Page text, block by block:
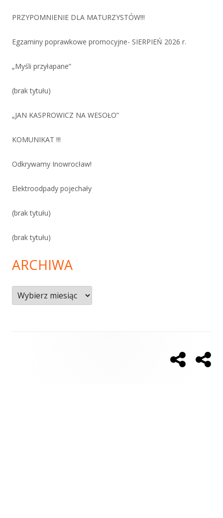
PRZYPOMNIENIE DLA MATURZYSTÓW!!!
Egzaminy poprawkowe promocyjne- SIERPIEŃ 2026 r.
„Myśli przyłapane”
(brak tytułu)
„JAN KASPROWICZ NA WESOŁO”
KOMUNIKAT !!!
Odkrywamy Inowrocław!
Elektroodpady pojechały
(brak tytułu)
(brak tytułu)
ARCHIWA